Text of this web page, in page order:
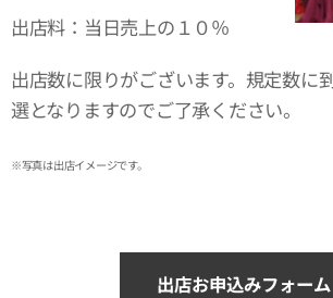
出店料：当日売上の１０％
出店数に限りがございます。規定数に
選となりますのでご了承ください。
※写真は出店イメージです。
出店お申込みフォーム